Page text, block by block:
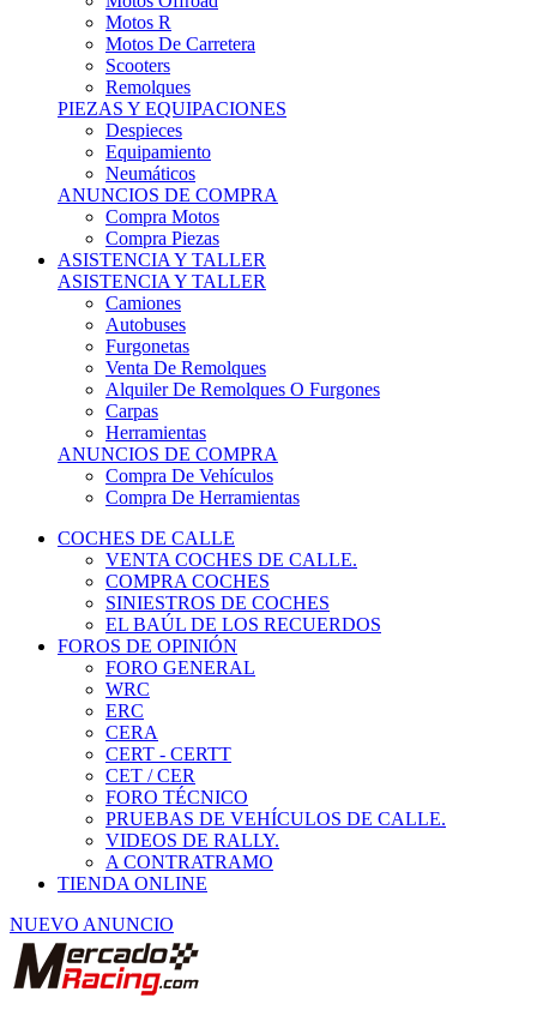
Motos R
Motos De Carretera
Scooters
Remolques
PIEZAS Y EQUIPACIONES
Despieces
Equipamiento
Neumáticos
ANUNCIOS DE COMPRA
Compra Motos
Compra Piezas
ASISTENCIA Y TALLER
ASISTENCIA Y TALLER
Camiones
Autobuses
Furgonetas
Venta De Remolques
Alquiler De Remolques O Furgones
Carpas
Herramientas
ANUNCIOS DE COMPRA
Compra De Vehículos
Compra De Herramientas
COCHES DE CALLE
VENTA COCHES DE CALLE.
COMPRA COCHES
SINIESTROS DE COCHES
EL BAÚL DE LOS RECUERDOS
FOROS DE OPINIÓN
FORO GENERAL
WRC
ERC
CERA
CERT - CERTT
CET / CER
FORO TÉCNICO
PRUEBAS DE VEHÍCULOS DE CALLE.
VIDEOS DE RALLY.
A CONTRATRAMO
TIENDA ONLINE
NUEVO ANUNCIO